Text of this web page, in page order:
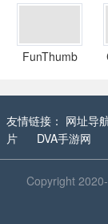
FunThumb
友情链接： 网址导
片
DVA手游网
Copyright